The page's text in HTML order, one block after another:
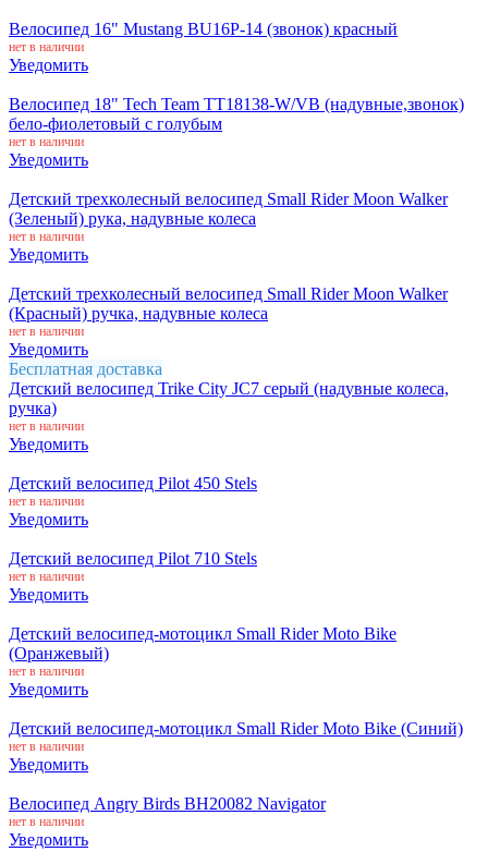
Велосипед 16" Mustang BU16P-14 (звонок) красный
нет в наличии
Уведомить
Велосипед 18" Tech Team TT18138-W/VB (надувные,звонок)
бело-фиолетовый с голубым
нет в наличии
Уведомить
Детский трехколесный велосипед Small Rider Moon Walker
(Зеленый) рука, надувные колеса
нет в наличии
Уведомить
Детский трехколесный велосипед Small Rider Moon Walker
(Красный) ручка, надувные колеса
нет в наличии
Уведомить
Бесплатная доставка
Детский велосипед Trike City JС7 серый (надувные колеса,
ручка)
нет в наличии
Уведомить
Детский велосипед Pilot 450 Stels
нет в наличии
Уведомить
Детский велосипед Pilot 710 Stels
нет в наличии
Уведомить
Детский велосипед-мотоцикл Small Rider Moto Bike
(Оранжевый)
нет в наличии
Уведомить
Детский велосипед-мотоцикл Small Rider Moto Bike (Синий)
нет в наличии
Уведомить
Велосипед Angry Birds ВН20082 Navigator
нет в наличии
Уведомить